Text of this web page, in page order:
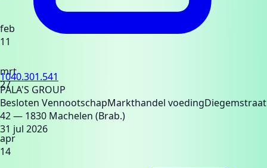
feb
11
mrt
27
apr
14
1040.301.541
PALA'S GROUP
Besloten VennootschapMarkthandel voedingDiegemstraat
42— 1830 Machelen (Brab.)
31 jul 2026